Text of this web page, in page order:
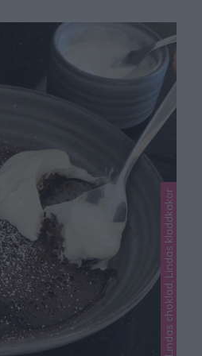
Lindas choklad, Lindas kladdkakor